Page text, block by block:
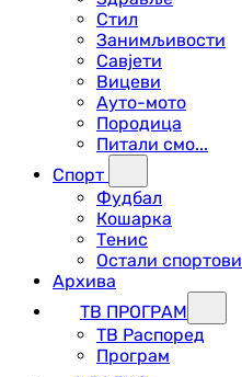
Стил
Занимљивости
Савјети
Вицеви
Ауто-мото
Породица
Питали смо...
Спорт
Фудбал
Кошарка
Тенис
Остали спортови
Архива
ТВ ПРОГРАМ
ТВ Распоред
Програм